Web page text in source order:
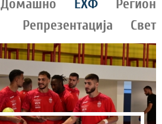
Домашно ЕХФ
Регион
Репрезентација
Свет